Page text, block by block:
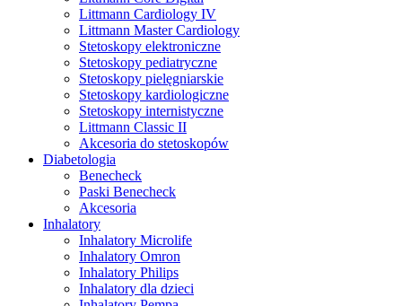
Littmann Cardiology IV
Littmann Master Cardiology
Stetoskopy elektroniczne
Stetoskopy pediatryczne
Stetoskopy pielęgniarskie
Stetoskopy kardiologiczne
Stetoskopy internistyczne
Littmann Classic II
Akcesoria do stetoskopów
Diabetologia
Benecheck
Paski Benecheck
Akcesoria
Inhalatory
Inhalatory Microlife
Inhalatory Omron
Inhalatory Philips
Inhalatory dla dzieci